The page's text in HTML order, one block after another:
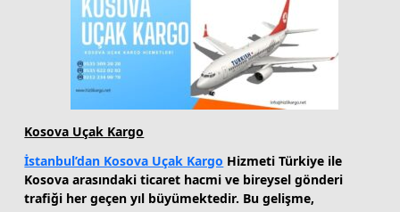
Kosova Uçak Kargo
İstanbul’dan Kosova Uçak Kargo Hizmeti Türkiye ile
Kosova arasındaki ticaret hacmi ve bireysel gönderi
trafiği her geçen yıl büyümektedir. Bu gelişme,